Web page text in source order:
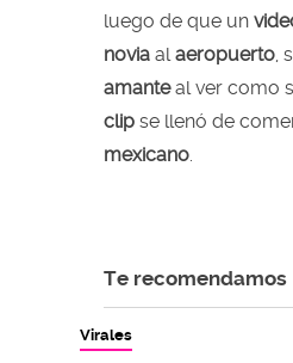
luego de que un
novia al aeropuerto ,
amanteal ver como
clip se llenó de
mexicano
Te recomendamos
Virales